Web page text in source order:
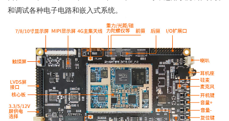
和调试各种电子电路和嵌入式系统。